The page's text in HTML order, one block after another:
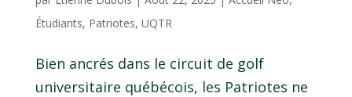
Étudiants, Patriotes, UQTR
Bien ancrés dans le circuit de golf
universitaire québécois, les Patriotes ne